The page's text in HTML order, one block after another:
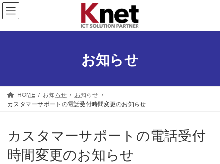
コ
ン
ナ
ビ
お知らせ
HOME お知らせ
お知らせ
カスタマーサポートの電話受付時間変更のお知らせ
カスタマーサポートの電話受付
時間変更のお知らせ